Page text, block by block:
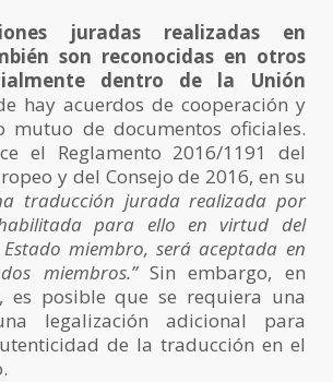
juradas realizadas en
son reconocidas en otros
dentro de la Unión
hay acuerdos de cooperación y
mutuo de documentos oficiales.
el Reglamento 2016/1191 del
y del Consejo de 2016, en su
traducción jurada realizada por
para ello en virtud del
miembro, será aceptada en
miembros.” Sin embargo, en
es posible que se requiera una
legalización adicional para
de la traducción en el